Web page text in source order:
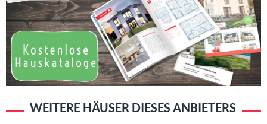
WEITERE HÄUSER DIESES ANBIETERS